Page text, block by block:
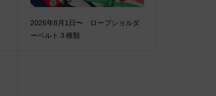
2026年8月1日〜 ロープショルダ
ーベルト３種類